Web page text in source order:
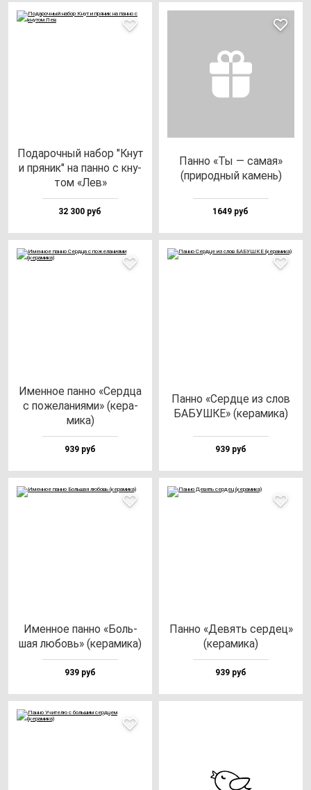
Пода­роч­ный на­бор "Кнут
и пря­ник" на пан­но с кну­
том «Лев»
32 300 руб
Пан­но «Ты — са­мая»
(при­род­ный ка­мень)
1649 руб
Имен­ное пан­но «Сер­дца
с по­же­ла­ни­ями» (ке­ра­
ми­ка)
939 руб
Пан­но «Сер­дце из слов
БАБУШКЕ» (ке­ра­ми­ка)
939 руб
Имен­ное пан­но «Боль­
шая лю­бовь» (ке­ра­ми­ка)
939 руб
Пан­но «Девять сер­дец»
(ке­ра­ми­ка)
939 руб